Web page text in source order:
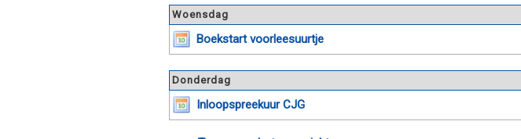
Woensdag
Boekstart voorleesuurtje
Donderdag
Inloopspreekuur CJG